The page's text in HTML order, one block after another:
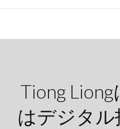
Tiong
はデジタ